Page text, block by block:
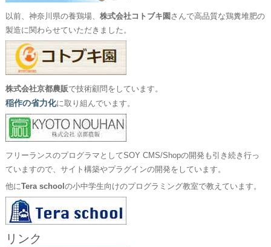
以前、神奈川県の養鶏場、 株式会社コトブキ園 さんで高品質な鶏糞堆肥の
製造に関わらせていただきました。
株式会社京都農販で技術顧問をしています。
稲作の省力化に取り組んでいます。
フリーランスのプログラマとしてSOY CMS/Shopの開発も引き続き行っ
ていますので、サイト構築やプラグインの開発をしています。
他にTera school の小中学生向けのプログラミング教室で教えています。
リンク